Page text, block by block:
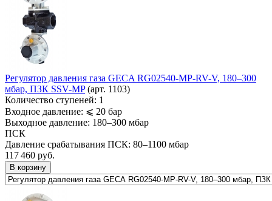
Регулятор давления газа GECA RG02540-MP-RV-V, 180–300
мбар, ПЗК SSV-MP (арт. 1103)
Количество ступеней: 1
Входное давление: ⩽ 20 бар
Выходное давление: 180–300 мбар
ПСК
Давление срабатывания ПСК: 80–1100 мбар
117 460 руб.
В корзину